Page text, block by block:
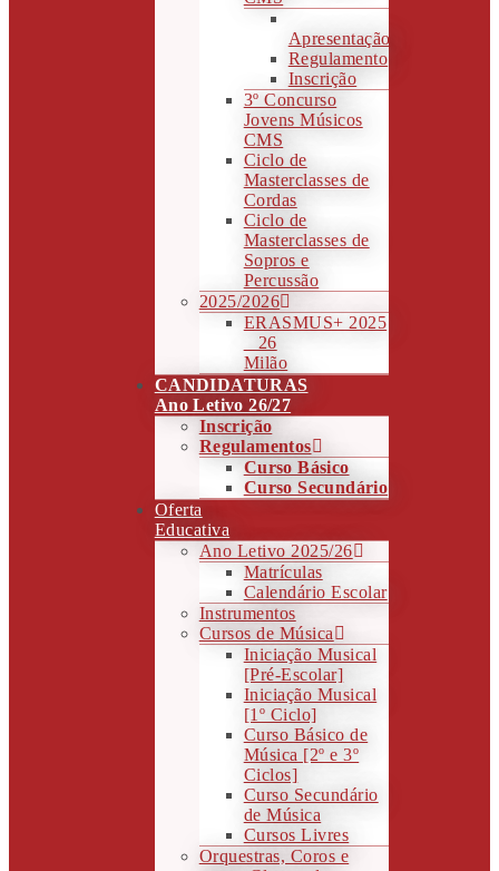
Apresentação
Regulamento
Inscrição
3º Concurso
Jovens Músicos
CMS
Ciclo de
Masterclasses de
Cordas
Ciclo de
Masterclasses de
Sopros e
Percussão
2025/2026
ERASMUS+ 2025
_ 26
Milão
CANDIDATURAS
Ano Letivo 26/27
Inscrição
Regulamentos
Curso Básico
Curso Secundário
Oferta
Educativa
Ano Letivo 2025/26
Matrículas
Calendário Escolar
Instrumentos
Cursos de Música
Iniciação Musical
[Pré-Escolar]
Iniciação Musical
[1º Ciclo]
Curso Básico de
Música [2º e 3º
Ciclos]
Curso Secundário
de Música
Cursos Livres
Orquestras, Coros e